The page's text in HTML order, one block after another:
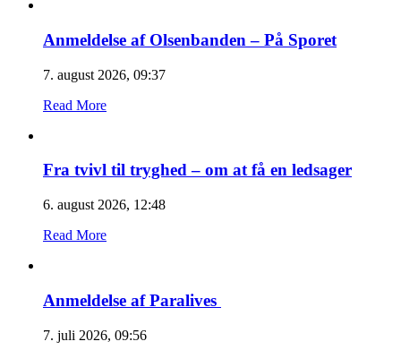
Anmeldelse af Olsenbanden – På Sporet
7. august 2026, 09:37
Read More
Fra tvivl til tryghed – om at få en ledsager
6. august 2026, 12:48
Read More
Anmeldelse af Paralives
7. juli 2026, 09:56